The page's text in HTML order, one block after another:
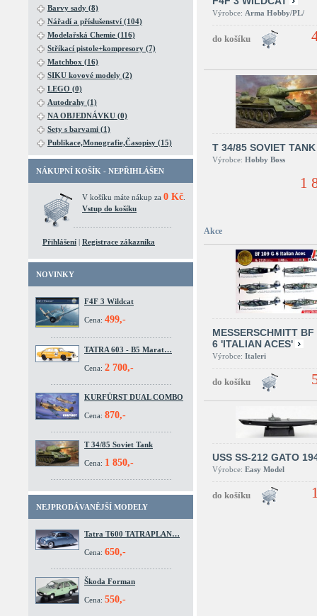
Barvy sady (8)
Nářadí a příslušenství (104)
Modelařská Chemie (116)
Stříkací pistole+kompresory (7)
Matchbox (16)
SIKU kovové modely (2)
LEGO (0)
Autodrahy (1)
NA OBJEDNÁVKU (0)
Sety s barvami (1)
Publikace,Monografie,Časopisy (15)
NÁKUPNÍ KOŠÍK - NEPŘIHLÁŠEN
V košíku máte nákup za 0 Kč
Vstup do košíku
Přihlášení | Registrace zákazníka
NOVINKY
F4F 3 Wildcat
Cena: 499,-
TATRA 603 - B5 Marat…
Cena: 2 700,-
KURFÜRST DUAL COMBO
Cena: 870,-
T 34/85 Soviet Tank
Cena: 1 850,-
NEJPRODÁVANĚJŠÍ MODELY
Tatra T600 TATRAPLAN…
Cena: 650,-
Škoda Forman
Cena: 550,-
Výrobce: Arma Hobby/PL/
T 34/85 SOVIET TANK
Výrobce: Hobby Boss
1
Akce
MESSERSCHMITT
6 'ITALIAN ACES'
Výrobce: Italeri
USS SS-212 GATO
Výrobce: Easy Model